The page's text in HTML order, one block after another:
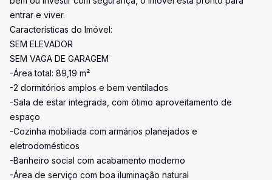
entrar e viver.
Características do Imóvel:
SEM ELEVADOR
SEM VAGA DE GARAGEM
-Área total: 89,19 m²
-2 dormitórios amplos e bem ventilados
-Sala de estar integrada, com ótimo aproveitamento de
espaço
-Cozinha mobiliada com armários planejados e
eletrodomésticos
-Banheiro social com acabamento moderno
-Área de serviço com boa iluminação natural